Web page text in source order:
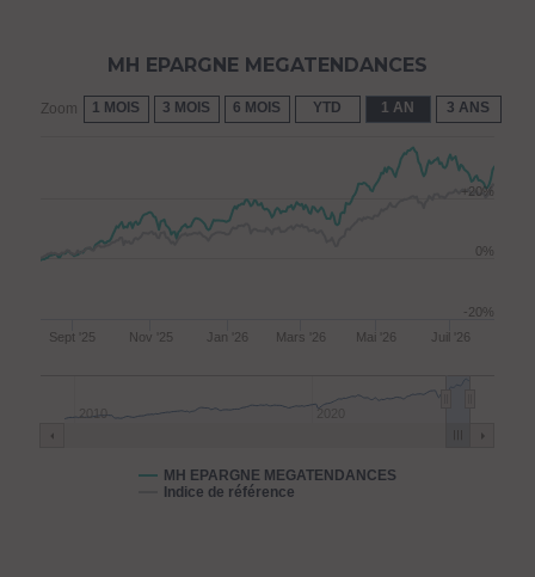
Zoom 1 MOIS 3 MOIS 6 MOIS YTD 1 AN 3 ANS
MH EPARGNE MEGATENDANCES
MH EPARGNE MEGATENDANCES
Indice de référence
Sept '25 Nov '25 Jan '26 Mars '26 Mai '26 Juil '26
2010 2020
-20%
0%
+20%